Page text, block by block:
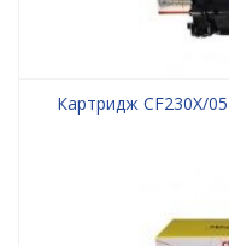
Картридж CF230X/